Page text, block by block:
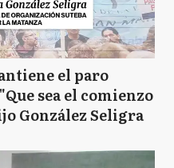
el paro
sea el comienzo
González Seligra